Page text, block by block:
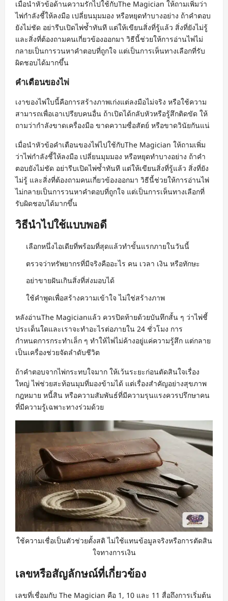
เมื่อนำหัวข้อด้านความรักไปใช้กับThe Magician ให้ถามเพิ่มว่า
ไพ่กำลังชี้ให้ลงมือ เปลี่ยนมุมมอง หรือหยุดทำบางอย่าง ถ้าคำตอบ
ยังไม่ชัด อย่ารีบเปิดไพ่ซ้ำทันที แต่ให้เขียนสิ่งที่รู้แล้ว สิ่งที่ยังไม่รู้
และสิ่งที่ต้องถามคนเกี่ยวข้องออกมา วิธีนี้ช่วยให้การอ่านไพ่ไม่
กลายเป็นการวนหาคำตอบที่ถูกใจ แต่เป็นการเห็นทางเลือกที่รับ
ผิดชอบได้มากขึ้น
คำเตือนของไพ่
เงาของไพ่ใบนี้คือการสร้างภาพเก่งแต่ลงมือไม่จริง หรือใช้ความ
สามารถเพื่อเอาเปรียบคนอื่น ถ้าเปิดได้กลับหัวหรือรู้สึกติดขัด ให้
ถามว่ากำลังขาดเครื่องมือ ขาดความซื่อสัตย์ หรือขาดวินัยกันแน่
เมื่อนำหัวข้อคำเตือนของไพ่ไปใช้กับThe Magician ให้ถามเพิ่ม
ว่าไพ่กำลังชี้ให้ลงมือ เปลี่ยนมุมมอง หรือหยุดทำบางอย่าง ถ้าคำ
ตอบยังไม่ชัด อย่ารีบเปิดไพ่ซ้ำทันที แต่ให้เขียนสิ่งที่รู้แล้ว สิ่งที่ยัง
ไม่รู้ และสิ่งที่ต้องถามคนเกี่ยวข้องออกมา วิธีนี้ช่วยให้การอ่านไพ่
ไม่กลายเป็นการวนหาคำตอบที่ถูกใจ แต่เป็นการเห็นทางเลือกที่
รับผิดชอบได้มากขึ้น
วิธีนำไปใช้แบบพอดี
เลือกหนึ่งไอเดียที่พร้อมที่สุดแล้วทำขั้นแรกภายในวันนี้
ตรวจว่าทรัพยากรที่มีจริงคืออะไร คน เวลา เงิน หรือทักษะ
อย่าขายฝันเกินสิ่งที่ส่งมอบได้
ใช้คำพูดเพื่อสร้างความเข้าใจ ไม่ใช่สร้างภาพ
หลังอ่านThe Magicianแล้ว ควรปิดท้ายด้วยบันทึกสั้น ๆ ว่าไพ่ชี้
ประเด็นใดและเราจะทำอะไรต่อภายใน 24 ชั่วโมง การ
กำหนดการกระทำเล็ก ๆ ทำให้ไพ่ไม่ค้างอยู่แค่ความรู้สึก แต่กลาย
เป็นเครื่องช่วยจัดลำดับชีวิต
ถ้าคำตอบจากไพ่กระทบใจมาก ให้เว้นระยะก่อนตัดสินใจเรื่อง
ใหญ่ ไพ่ช่วยสะท้อนมุมที่มองข้ามได้ แต่เรื่องสำคัญอย่างสุขภาพ
กฎหมาย หนี้สิน หรือความสัมพันธ์ที่มีความรุนแรงควรปรึกษาคน
ที่มีความรู้เฉพาะทางร่วมด้วย
ใช้ความเชื่อเป็นตัวช่วยตั้งสติ ไม่ใช้แทนข้อมูลจริงหรือการตัดสิน
ใจทางการเงิน
เลขหรือสัญลักษณ์ที่เกี่ยวข้อง
เลขที่เชื่อมกับ The Magician คือ 1, 10 และ 11 สื่อถึงการเริ่มต้น